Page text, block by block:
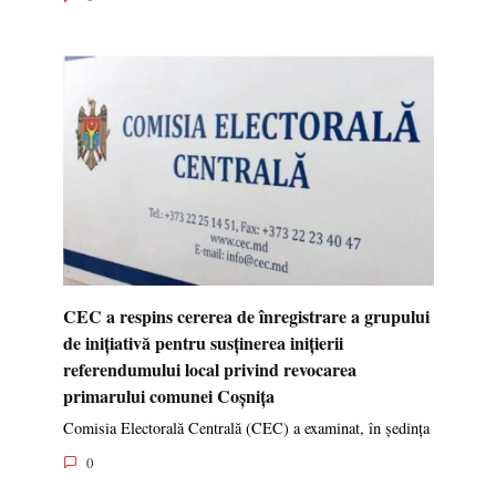
CEC a respins cererea de înregistrare a grupului
de inițiativă pentru susținerea inițierii
referendumului local privind revocarea
primarului comunei Coșnița
Comisia Electorală Centrală (CEC) a examinat, în ședința
0